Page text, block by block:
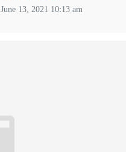
June 13, 2021 10:13 am